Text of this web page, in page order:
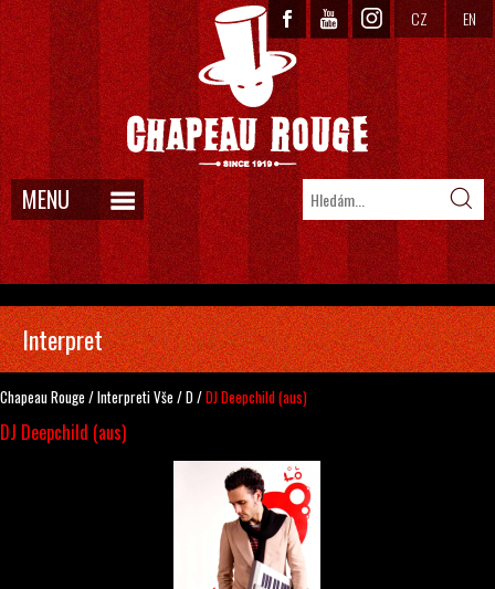
CZ EN
MENU
Interpret
Chapeau Rouge /InterpretiVše /D/DJ Deepchild (aus)
DJ Deepchild (aus)